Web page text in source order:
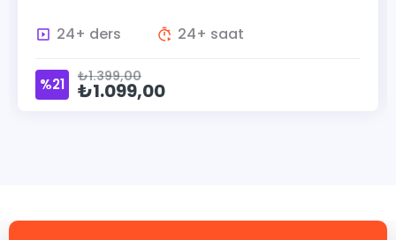
15+ ders 15+ saat
₺1.399,00
₺1.099,00
%21